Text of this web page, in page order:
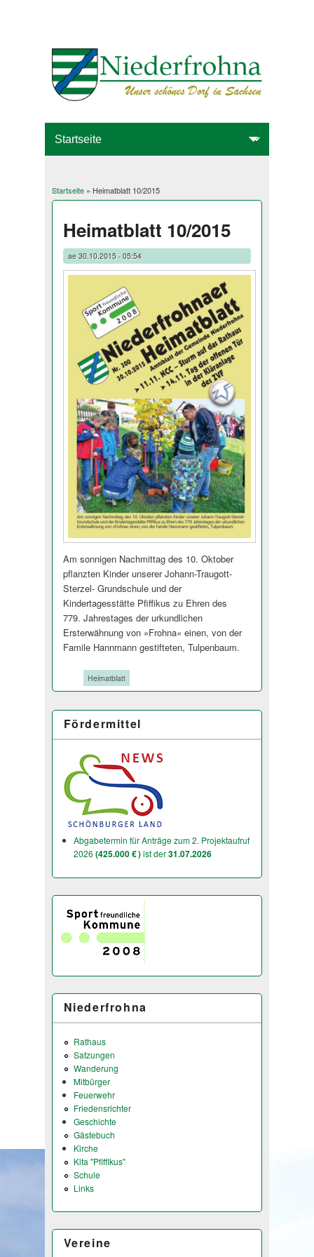
Sie sind hier
Startseite» Heimatblatt 10/2015
Heimatblatt 10/2015
ae30.10.2015 - 05:54
Am sonnigen Nachmittag des 10. Oktober
pflanzten Kinder unserer Johann-Traugott-
Sterzel- Grundschule und der
Kindertagesstätte Pfiffikus zu Ehren des
779. Jahrestages der urkundlichen
Ersterwähnung von »Frohna« einen, von der
Famile Hannmann gestifteten, Tulpenbaum.
Heimatblatt
Fördermittel
Abgabetermin für Anträge zum 2. Projektaufruf
2026 (425.000 € )ist der31.07.2026
Niederfrohna
Rathaus
Satzungen
Wanderung
Mitbürger
Feuerwehr
Friedensrichter
Geschichte
Gästebuch
Kirche
Kita "Pfiffikus"
Schule
Links
Vereine